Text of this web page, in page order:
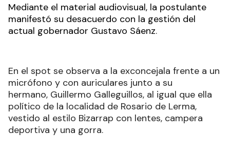
Mediante el material audiovisual, la postulante
manifestó su desacuerdo con la gestión del
actual gobernador Gustavo Sáenz.
En el spot se observa a la exconcejala frente a un
micrófono y con auriculares junto a su
hermano, Guillermo Galleguillos, al igual que ella
político de la localidad de Rosario de Lerma,
vestido al estilo Bizarrap con lentes, campera
deportiva y una gorra.